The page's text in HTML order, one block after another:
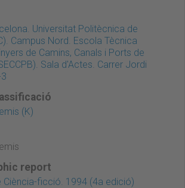
Universitat Politècnica de
Campus Nord. Escola Tècnica
de Camins, Canals i Ports de
Sala d'Actes. Carrer Jordi
(K)
report
Ciència-ficció. 1994 (4a edició)